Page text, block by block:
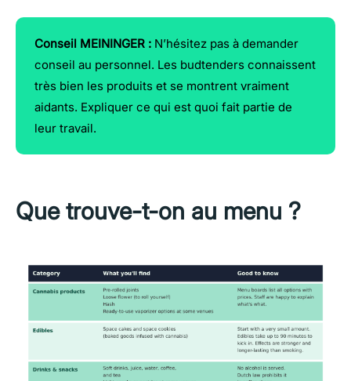
Conseil MEININGER : N’hésitez pas à demander
conseil au personnel. Les budtenders connaissent
très bien les produits et se montrent vraiment
aidants. Expliquer ce qui est quoi fait partie de
leur travail.
Que trouve-t-on au menu ?